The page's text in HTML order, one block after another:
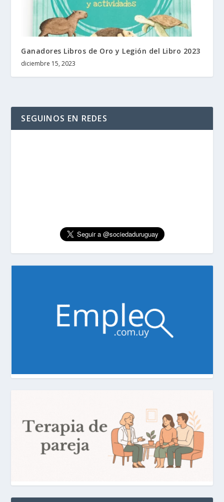
Ganadores Libros de Oro y Legión del Libro 2023
diciembre 15, 2023
SEGUINOS EN REDES